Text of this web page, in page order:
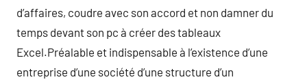
d’affaires, coudre avec son accord et non damner du
temps devant son pc à créer des tableaux
Excel.Préalable et indispensable à l’existence d’une
entreprise d’une société d’une structure d’un